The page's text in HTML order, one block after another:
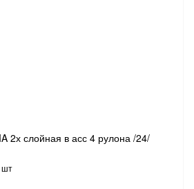
ИНВЕНТАРЬ
2х слойная в асс 4 рулона /24/
шт